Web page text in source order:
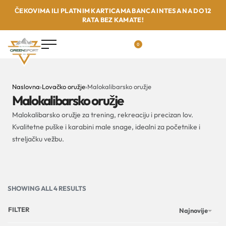
ČEKOVIMA ILI PLATNIM KARTICAMA BANCA INTESA NA DO 12
RATA BEZ KAMATE!
0
Naslovna›Lovačko oružje›Malokalibarsko oružje
Malokalibarsko oružje
Malokalibarsko oružje za trening, rekreaciju i precizan lov.
Kvalitetne puške i karabini male snage, idealni za početnike i
streljačku vežbu.
SHOWING ALL 4 RESULTS
Najnovije
FILTER